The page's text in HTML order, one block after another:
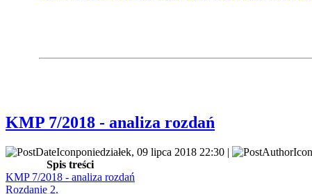
KMP 7/2018 - analiza rozdań
poniedziałek, 09 lipca 2018 22:30 |
Spis treści
KMP 7/2018 - analiza rozdań
Rozdanie 2.